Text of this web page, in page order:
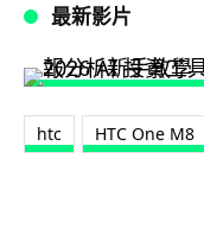
最新影片
htc HTC One M8